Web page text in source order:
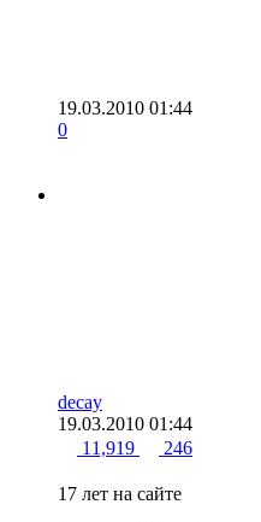
19.03.2010 01:44
0
decay
19.03.2010 01:44
11,919
246
17 лет на сайте